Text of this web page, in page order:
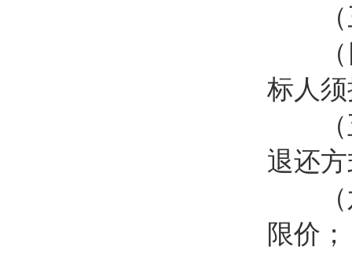
（三
（四
标人
（五
退还
（六
限价；